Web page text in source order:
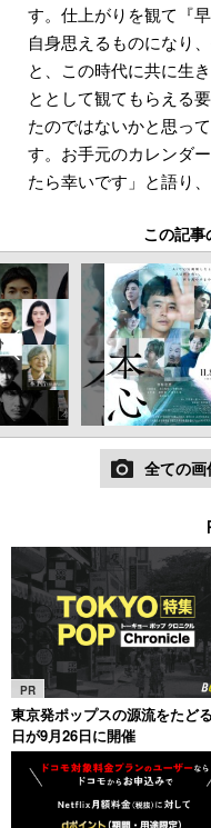
す。仕上がりを観て『
自身思えるものになり
と、この時代に共に生
ととして観てもらえる
たのではないかと思っ
す。お手元のカレンダ
たら幸いです」と語り
この記事
全ての画
PR
東京発ポップスの源流をたど
日が9月26日に開催